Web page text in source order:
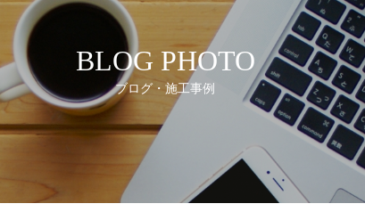
BLOG PHOTO
ブログ・施工事例